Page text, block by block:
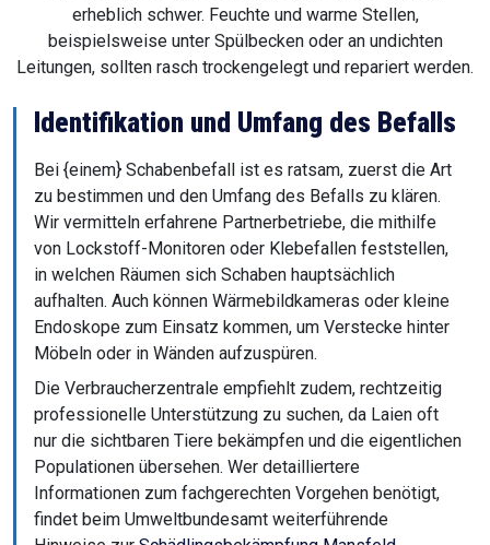
erheblich schwer. Feuchte und warme Stellen,
beispielsweise unter Spülbecken oder an undichten
Leitungen, sollten rasch trockengelegt und repariert werden.
Identifikation und Umfang des Befalls
Bei {einem} Schabenbefall ist es ratsam, zuerst die Art
zu bestimmen und den Umfang des Befalls zu klären.
Wir vermitteln erfahrene Partnerbetriebe, die mithilfe
von Lockstoff-Monitoren oder Klebefallen feststellen,
in welchen Räumen sich Schaben hauptsächlich
aufhalten. Auch können Wärmebildkameras oder kleine
Endoskope zum Einsatz kommen, um Verstecke hinter
Möbeln oder in Wänden aufzuspüren.
Die Verbraucherzentrale empfiehlt zudem, rechtzeitig
professionelle Unterstützung zu suchen, da Laien oft
nur die sichtbaren Tiere bekämpfen und die eigentlichen
Populationen übersehen. Wer detailliertere
Informationen zum fachgerechten Vorgehen benötigt,
findet beim Umweltbundesamt weiterführende